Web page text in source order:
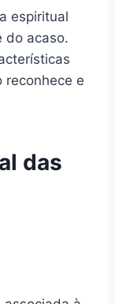
espiritual
do acaso.
reconhece e
das